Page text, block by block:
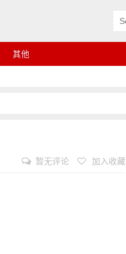
其他
暂无评论 加入收藏